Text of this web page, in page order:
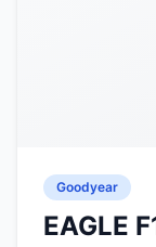
Goodyear
EAGLE